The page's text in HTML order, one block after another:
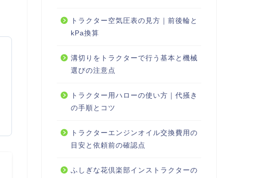
トラクター空気圧表の見方｜前後輪と
kPa換算
溝切りをトラクターで行う基本と機械
選びの注意点
トラクター用ハローの使い方｜代掻き
の手順とコツ
トラクターエンジンオイル交換費用の
目安と依頼前の確認点
ふしぎな花倶楽部インストラクターの